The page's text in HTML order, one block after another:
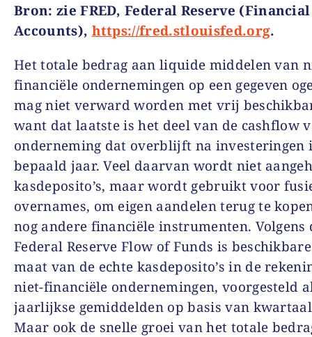
Bron: zie FRED, Federal Reserve (Financial
Accounts), https://fred.stlouisfed.org.
Het totale bedrag aan liquide middelen van
financiële ondernemingen op een gegeven
mag niet verward worden met vrij
want dat laatste is het deel van de cashflow
onderneming dat overblijft na investeringen
bepaald jaar. Veel daarvan wordt niet
kasdeposito’s, maar wordt gebruikt voor
overnames, om eigen aandelen terug te
nog andere financiële instrumenten. Volgens
Federal Reserve Flow of Funds is
maat van de echte kasdeposito’s in de
niet-financiële ondernemingen, voorgesteld
jaarlijkse gemiddelden op basis van
Maar ook de snelle groei van het totale